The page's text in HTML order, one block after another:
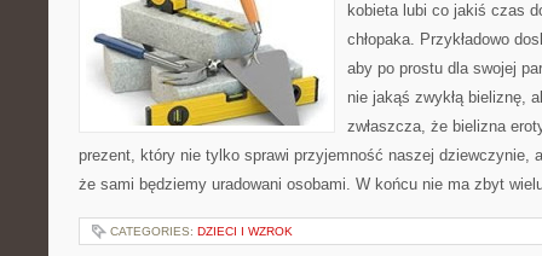
kobieta lubi co jakiś czas
chłopaka. Przykładowo
aby po prostu dla swojej
nie jakąś zwykłą bieliznę,
zwłaszcza, że bielizna
prezent, który nie tylko sprawi przyjemność naszej dziewczynie,
że sami będziemy uradowani osobami. W końcu nie ma zbyt
CATEGORIES: DZIECI I WZROK